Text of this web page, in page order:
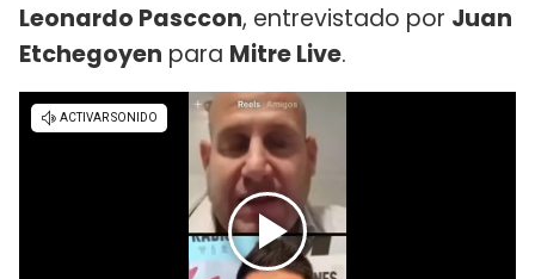
Leonardo Pasccon, entrevistado por Juan
Etchegoyen para Mitre Live.